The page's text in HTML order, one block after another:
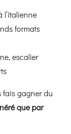
l’italienne
formats
escalier
fais gagner du
que par